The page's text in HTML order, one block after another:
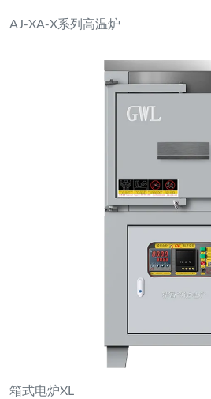
AJ-XA-X系列高温炉
箱式电炉XL